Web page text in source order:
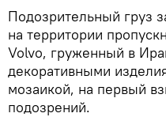
Подозрительный груз
на территории
Volvo, груженный в
декоративными
мозаикой, на первый
подозрений.